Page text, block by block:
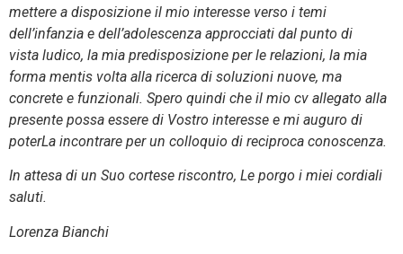
mettere a disposizione il mio interesse verso i temi
dell’infanzia e dell’adolescenza approcciati dal punto di
vista ludico, la mia predisposizione per le relazioni, la mia
forma mentis volta alla ricerca di soluzioni nuove, ma
concrete e funzionali. Spero quindi che il mio cv allegato alla
presente possa essere di Vostro interesse e mi auguro di
poterLa incontrare per un colloquio di reciproca conoscenza.
In attesa di un Suo cortese riscontro, Le porgo i miei cordiali
saluti.
Lorenza Bianchi